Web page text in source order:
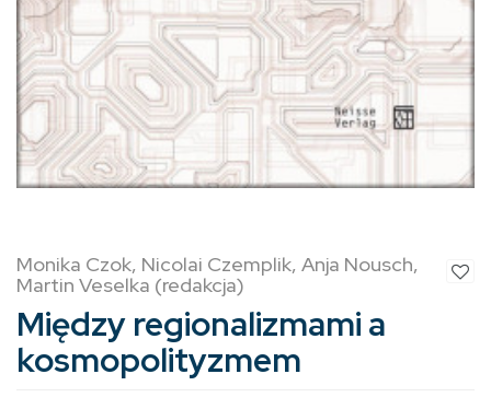
Monika Czok, Nicolai Czemplik, Anja Nousch,
Martin Veselka (redakcja)
Między regionalizmami a
kosmopolityzmem